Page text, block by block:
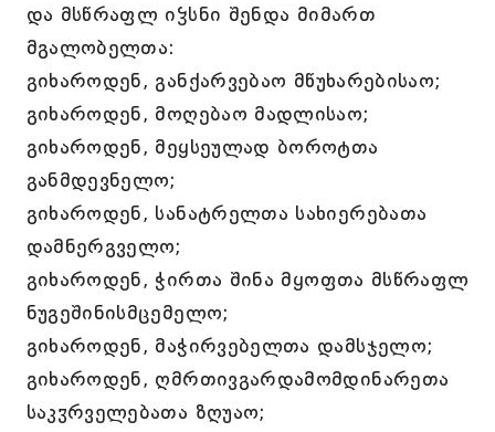
და მსწრაფლ იჴსნი შენდა მიმართ
მგალობელთა:
გიხაროდენ, განქარვებაო მწუხარებისაო;
გიხაროდენ, მოღებაო მადლისაო;
გიხაროდენ, მეყსეულად ბოროტთა
განმდევნელო;
გიხაროდენ, სანატრელთა სახიერებათა
დამნერგველო;
გიხაროდენ, ჭირთა შინა მყოფთა მსწრაფლ
ნუგეშინისმცემელო;
გიხაროდენ, მაჭირვებელთა დამსჯელო;
გიხაროდენ, ღმრთივგარდამომდინარეთა
საკჳრველებათა ზღუაო;